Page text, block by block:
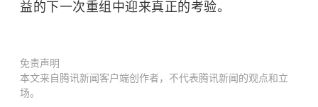
益的下一次重组中迎来真正的考验。
免责声明
本文来自腾讯新闻客户端创作者，不代表腾讯新闻的观点和立
场。